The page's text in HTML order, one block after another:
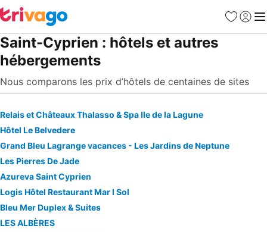
Favoris
Se
Saint-Cyprien : hôtels et autres
hébergements
Nous comparons les prix d’hôtels de centaines de sites
Relais et Châteaux Thalasso & Spa Ile de la Lagune
Hôtel Le Belvedere
Grand Bleu Lagrange vacances - Les Jardins de Neptune
Les Pierres De Jade
Azureva Saint Cyprien
Logis Hôtel Restaurant Mar I Sol
Bleu Mer Duplex & Suites
LES ALBÈRES